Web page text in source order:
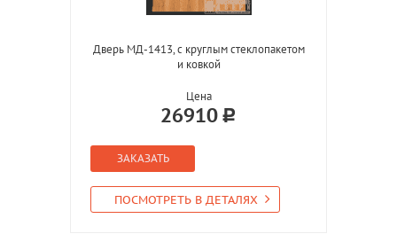
Дверь МД-1413, с круглым стеклопакетом
и ковкой
Цена
26910
ЗАКАЗАТЬ
ПОСМОТРЕТЬ В ДЕТАЛЯХ